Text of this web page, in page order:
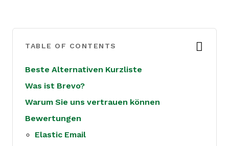
TABLE OF CONTENTS
Beste Alternativen Kurzliste
Was ist Brevo?
Warum Sie uns vertrauen können
Bewertungen
Elastic Email